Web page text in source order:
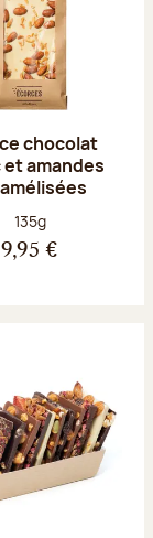
chocolat
et amandes
Poids net :
135g
9,95 €